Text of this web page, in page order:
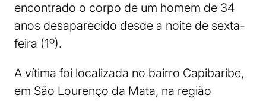
encontrado o corpo de um homem de 34
anos desaparecido desde a noite de sexta-
feira (1º).
A vítima foi localizada no bairro Capibaribe,
em São Lourenço da Mata, na região